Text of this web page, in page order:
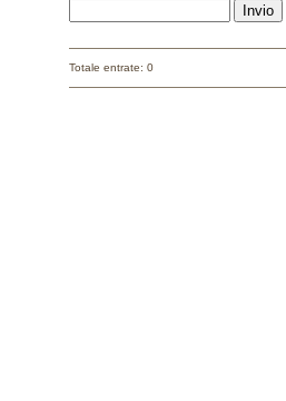
Totale entrate: 0